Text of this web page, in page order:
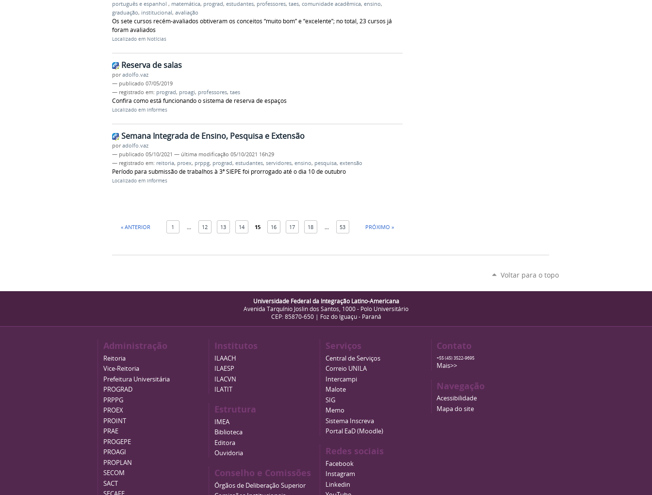
português e espanhol , matemática, prograd, estudantes, professores, taes, comunidade acadêmica, ensino,
graduação, institucional, avaliação
Os sete cursos recém-avaliados obtiveram os conceitos “muito bom” e “excelente”; no total, 23 cursos já
foram avaliados
Localizado em Notícias
Reserva de salas
poradolfo.vaz
— publicado 07/05/2019
— registrado em: prograd, proagi, professores, taes
Confira como está funcionando o sistema de reserva de espaços
Localizado em Informes
Semana Integrada de Ensino, Pesquisa e Extensão
poradolfo.vaz
— publicado 05/10/2021 — última modificação 05/10/2021 16h29
— registrado em: reitoria, proex, prppg, prograd, estudantes, servidores, ensino, pesquisa, extensão
Período para submissão de trabalhos à 3ª SIEPE foi prorrogado até o dia 10 de outubro
Localizado em Informes
« ANTERIOR 1 12 13 14 15 16 17 18 53 PRÓXIMO »
Voltar para o topo
Universidade Federal da Integração Latino-Americana
Avenida Tarquínio Joslin dos Santos, 1000 - Polo Universitário
CEP: 85870-650 | Foz do Iguaçu - Paraná
Administração
Reitoria
Vice-Reitoria
Prefeitura Universitária
PROGRAD
PRPPG
PROEX
PROINT
PRAE
PROGEPE
PROAGI
PROPLAN
SECOM
SACT
Institutos
ILAACH
ILAESP
ILACVN
ILATIT
Estrutura
IMEA
Biblioteca
Editora
Ouvidoria
Conselho e Comissões
Órgãos de Deliberação Superior
Serviços
Central de Serviços
Correio UNILA
Intercampi
Malote
SIG
Memo
Sistema Inscreva
Portal EaD (Moodle)
Redes sociais
Facebook
Instagram
Linkedin
Contato
+55 (45) 3522-9695
Mais>>
Navegação
Acessibilidade
Mapa do site